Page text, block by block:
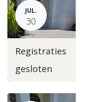
JUL.
30
Registraties
gesloten